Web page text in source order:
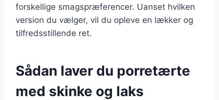
forskellige smagspræferencer. Uanset hvilken
version du vælger, vil du opleve en lækker og
tilfredsstillende ret.
Sådan laver du porretærte
med skinke og laks